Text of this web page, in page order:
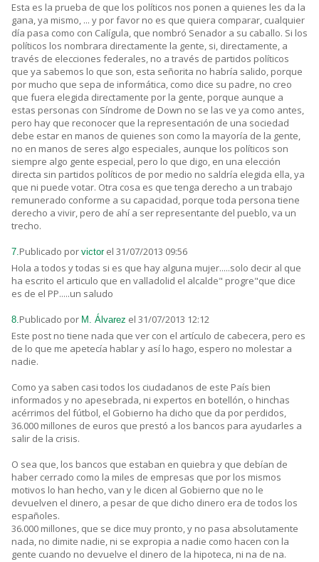
Esta es la prueba de que los políticos nos ponen a quienes les da la
gana, ya mismo, ... y por favor no es que quiera comparar, cualquier
día pasa como con Calígula, que nombró Senador a su caballo. Si los
políticos los nombrara directamente la gente, si, directamente, a
través de elecciones federales, no a través de partidos políticos
que ya sabemos lo que son, esta señorita no habría salido, porque
por mucho que sepa de informática, como dice su padre, no creo
que fuera elegida directamente por la gente, porque aunque a
estas personas con Síndrome de Down no se las ve ya como antes,
pero hay que reconocer que la representación de una sociedad
debe estar en manos de quienes son como la mayoría de la gente,
no en manos de seres algo especiales, aunque los políticos son
siempre algo gente especial, pero lo que digo, en una elección
directa sin partidos políticos de por medio no saldría elegida ella, ya
que ni puede votar. Otra cosa es que tenga derecho a un trabajo
remunerado conforme a su capacidad, porque toda persona tiene
derecho a vivir, pero de ahí a ser representante del pueblo, va un
trecho.
7.Publicado por victor el 31/07/2013 09:56
Hola a todos y todas si es que hay alguna mujer.....solo decir al que
ha escrito el articulo que en valladolid el alcalde" progre"que dice
es de el PP.....un saludo
8.Publicado por M. Álvarez el 31/07/2013 12:12
Este post no tiene nada que ver con el artículo de cabecera, pero es
de lo que me apetecía hablar y así lo hago, espero no molestar a
nadie.
Como ya saben casi todos los ciudadanos de este País bien
informados y no apesebrada, ni expertos en botellón, o hinchas
acérrimos del fútbol, el Gobierno ha dicho que da por perdidos,
36.000 millones de euros que prestó a los bancos para ayudarles a
salir de la crisis.
O sea que, los bancos que estaban en quiebra y que debían de
haber cerrado como la miles de empresas que por los mismos
motivos lo han hecho, van y le dicen al Gobierno que no le
devuelven el dinero, a pesar de que dicho dinero era de todos los
españoles.
36.000 millones, que se dice muy pronto, y no pasa absolutamente
nada, no dimite nadie, ni se expropia a nadie como hacen con la
gente cuando no devuelve el dinero de la hipoteca, ni na de na.